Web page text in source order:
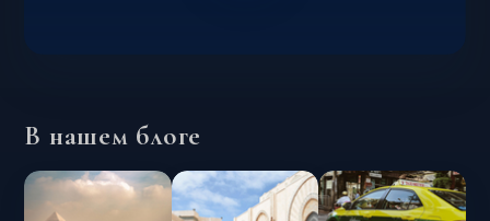
В нашем блоге